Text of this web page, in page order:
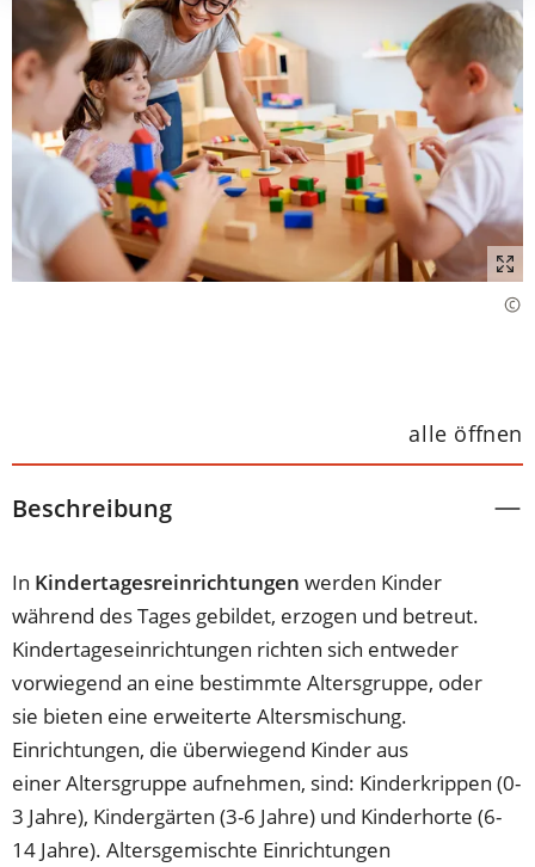
alle öffnen
Beschreibung
In Kindertagesreinrichtungenwerden Kinder
während des Tages gebildet, erzogen und betreut.
Kindertageseinrichtungen richten sich entweder
vorwiegend an eine bestimmte Altersgruppe, oder
sie bieten eine erweiterte Altersmischung.
Einrichtungen, die überwiegend Kinder aus
einer Altersgruppe aufnehmen, sind: Kinderkrippen (0-
3 Jahre), Kindergärten (3-6 Jahre) und Kinderhorte (6-
14 Jahre). Altersgemischte Einrichtungen